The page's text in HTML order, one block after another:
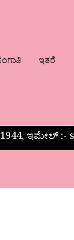
ಇತರೆ
ಇಮೇಲ್